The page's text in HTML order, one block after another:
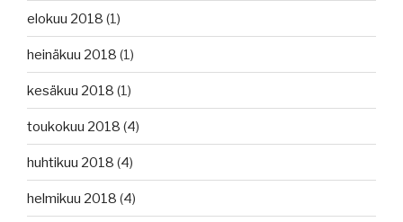
elokuu 2018 (1)
heinäkuu 2018 (1)
kesäkuu 2018 (1)
toukokuu 2018 (4)
huhtikuu 2018 (4)
helmikuu 2018 (4)